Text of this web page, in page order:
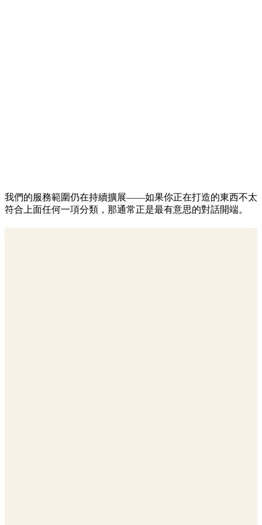
我們的服務範圍仍在持續擴展——如果你正在打造的東西不太
符合上面任何一項分類，那通常正是最有意思的對話開端。